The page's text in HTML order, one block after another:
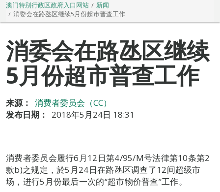
澳门特别行政区政府入口网站
新闻
消委会在路氹区继续5月份超市普查工作
消委会在路氹区继续
5月份超市普查工作
来源：
消费者委员会（CC）
发布日期：
2018年5月24日 18:31
消费者委员会履行6月12日第4/95/M号法律第10条第2
款b)之规定，於5月24日在路氹区调查了12间超级市
场，进行5月份最后一次的“超市物价普查”工作。